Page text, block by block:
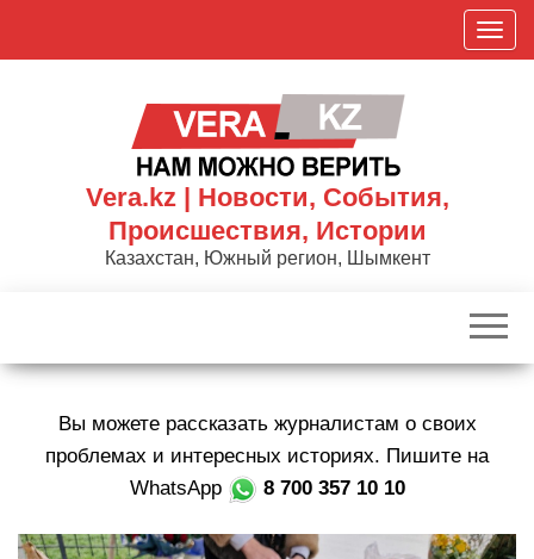
П
о
к
р
в
Vera.kz | Новости, События,
Происшествия, Истории
Казахстан, Южный регион, Шымкент
Вы можете рассказать журналистам о своих
проблемах и интересных историях. Пишите на
WhatsApp
8 700 357 10 10